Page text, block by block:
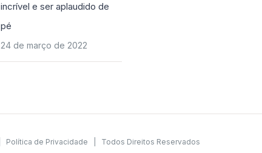
incrível e ser aplaudido de
pé
24 de março de 2022
Política de Privacidade | Todos Direitos Reservados